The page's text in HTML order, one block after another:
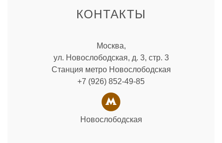
КОНТАКТЫ
Москва,
ул. Новослободская, д. 3, стр. 3
Станция метро Новослободская
+7 (926) 852-49-85
Новослободская